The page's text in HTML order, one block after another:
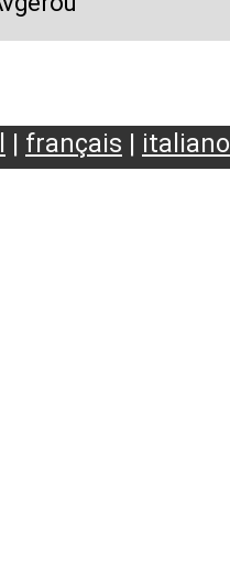
| français | italiano